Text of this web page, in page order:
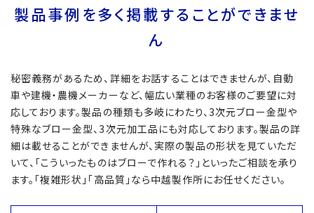
製品事例を多く掲載することができませ
ん
秘密義務があるため、詳細をお話することはできませんが、自動
車や建機・農機メーカーなど、幅広い業種のお客様のご要望に対
応しております。製品の種類も多岐にわたり、3次元ブロー金型や
特殊なブロー金型、3次元加工品にも対応しております。製品の詳
細は載せることができませんが、実際の製品の形状を見ていただ
いて、「こういったものはブローで作れる？」といったご相談を承り
ます。「複雑形状」「高品質」なら中越製作所にお任せください。